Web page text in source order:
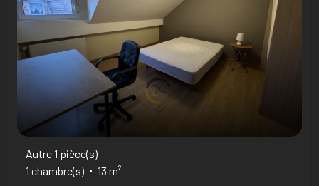
Autre 1 pièce(s)
1 chambre(s)
13 m²